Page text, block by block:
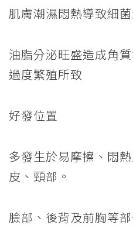
肌膚潮濕悶熱導致細
油脂分泌旺盛造成角
過度繁殖所致
好發位置
多發生於易摩擦、悶
皮、頸部。
臉部、後背及前胸等